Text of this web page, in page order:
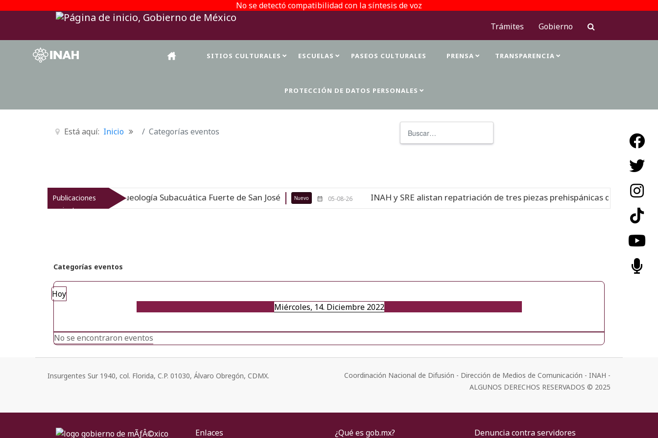
No se detectó compatibilidad con la síntesis de voz
Trámites
Gobierno
SITIOS CULTURALES ESCUELAS PASEOS CULTURALES PRENSA TRANSPARENCIA
PROTECCIÓN DE DATOS PERSONALES
Está aquí: Inicio Categorías eventos
Publicaciones
recientes
sumergido: Museo de Arqueología Subacuática Fuerte de San José Nuevo 05-08-26 INAH y SRE alistan repatriación de tres piezas prehispánicas desde Estados
Categorías eventos
Hoy
Miércoles, 14. Diciembre 2022
No se encontraron eventos
Insurgentes Sur 1940, col. Florida, C.P. 01030, Álvaro Obregón, CDMX.
Coordinación Nacional de Difusión - Dirección de Medios de Comunicación - INAH -
ALGUNOS DERECHOS RESERVADOS © 2025
Enlaces ¿Qué es gob.mx?
Denuncia contra servidores